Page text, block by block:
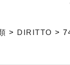
> DIRITTO >